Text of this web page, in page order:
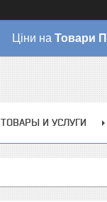
Ціни на Товари
ТОВАРЫ И УСЛУГИ